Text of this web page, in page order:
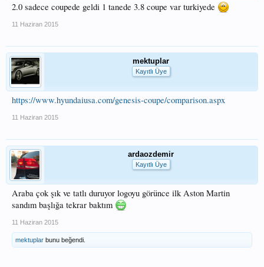
2.0 sadece coupede geldi 1 tanede 3.8 coupe var turkiyede
11 Haziran 2015
mektuplar
Kayıtlı Üye
https://www.hyundaiusa.com/genesis-coupe/comparison.aspx
11 Haziran 2015
ardaozdemir
Kayıtlı Üye
Araba çok şık ve tatlı duruyor logoyu görünce ilk Aston Martin
sandım başlığa tekrar baktım
11 Haziran 2015
mektuplar bunu beğendi.